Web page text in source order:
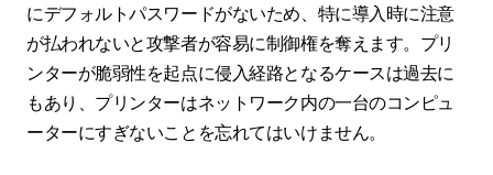
にデフォルトパスワードがないため、特に導入時に注意
が払われないと攻撃者が容易に制御権を奪えます。プリ
ンターが脆弱性を起点に侵入経路となるケースは過去に
もあり、プリンターはネットワーク内の一台のコンピュ
ーターにすぎないことを忘れてはいけません。